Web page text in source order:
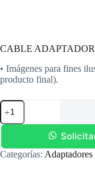
CABLE
• Imágenes para fines
producto final).
CABLE
ADAPTADOR
AGI-
MINI
DISPLAY
Categorías: